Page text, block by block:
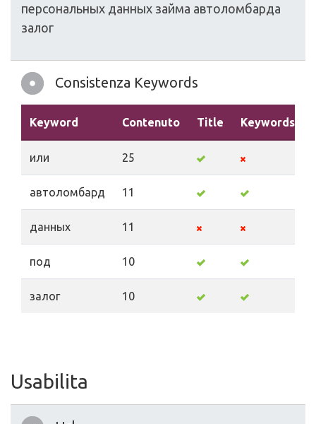
персональных данных займа автоломбарда
залог
Consistenza Keywords
Keyword Contenuto Title Keywords
или 25
автоломбард 11
данных 11
под 10
залог 10
Usabilita